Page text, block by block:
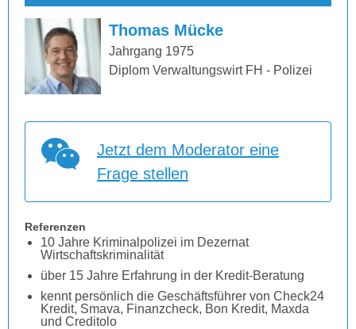
Thomas Mücke
Jahrgang 1975
Diplom Verwaltungswirt FH - Polizei
Jetzt dem Moderator eine
Frage stellen
Referenzen
10 Jahre Kriminalpolizei im Dezernat
Wirtschaftskriminalität
über 15 Jahre Erfahrung in der Kredit-Beratung
kennt persönlich die Geschäftsführer von Check24
Kredit, Smava, Finanzcheck, Bon Kredit, Maxda
und Creditolo